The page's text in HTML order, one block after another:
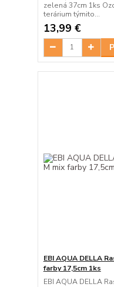
zelená 37cm 1ks
terárium týmito...
13,99 €
EBI AQUA DELLA
farby 17,5cm 1ks
EBI AQUA DELLA